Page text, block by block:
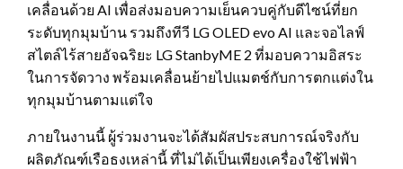
เคลื่อนด้วย AI เพื่อส่งมอบความเย็นควบคู่กับดีไซน์ที่ยก
ระดับทุกมุมบ้าน รวมถึงทีวี LG OLED evo AI และจอไลฟ์
สไตล์ไร้สายอัจฉริยะ LG StanbyME 2 ที่มอบความอิสระ
ในการจัดวาง พร้อมเคลื่อนย้ายไปแมตช์กับการตกแต่งใน
ทุกมุมบ้านตามแต่ใจ
ภายในงานนี้ ผู้ร่วมงานจะได้สัมผัสประสบการณ์จริงกับ
ผลิตภัณฑ์เรือธงเหล่านี้ ที่ไม่ได้เป็นเพียงเครื่องใช้ไฟฟ้า